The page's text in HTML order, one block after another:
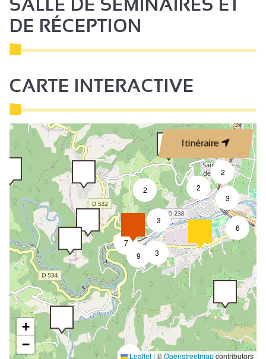
SALLE DE SÉMINAIRES ET
DE RÉCEPTION
CARTE INTERACTIVE
Itinéraire
2
2
7
2
3
3
9
2
3
6
+
−
Leaflet | ©Openstreetmapcontributors